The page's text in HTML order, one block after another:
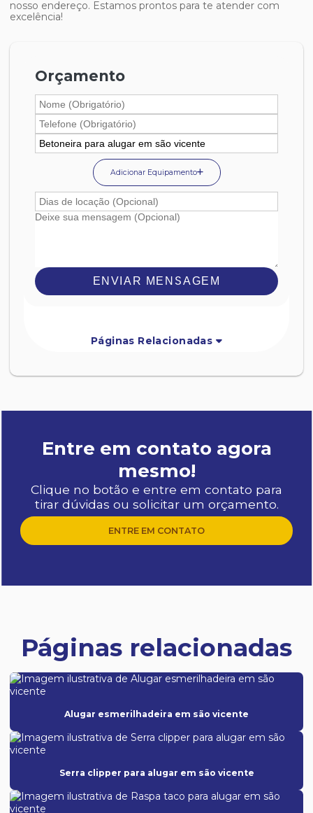
nosso endereço. Estamos prontos para te atender com
excelência!
Orçamento
Adicionar Equipamento
ENVIAR MENSAGEM
Páginas Relacionadas
Entre em contato agora
mesmo!
Clique no botão e entre em contato para
tirar dúvidas ou solicitar um orçamento.
ENTRE EM CONTATO
Páginas relacionadas
Alugar esmerilhadeira em são vicente
Serra clipper para alugar em são vicente